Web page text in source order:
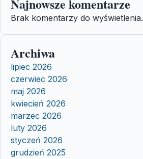
Najnowsze komentarze
Brak komentarzy do wyświetlenia.
Archiwa
lipiec 2026
czerwiec 2026
maj 2026
kwiecień 2026
marzec 2026
luty 2026
styczeń 2026
grudzień 2025